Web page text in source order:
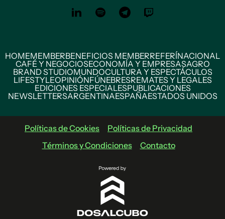
HOMEMEMBERBENEFICIOS MEMBERREFERÍNACIONAL
CAFÉ Y NEGOCIOSECONOMÍA Y EMPRESASAGRO
BRAND STUDIOMUNDOCULTURA Y ESPECTÁCULOS
LIFESTYLEOPINIÓNFÚNEBRESREMATES Y LEGALES
EDICIONES ESPECIALESPUBLICACIONES
NEWSLETTERSARGENTINAESPAÑAESTADOS UNIDOS
Políticas de Cookies
Políticas de Privacidad
Términos y Condiciones
Contacto